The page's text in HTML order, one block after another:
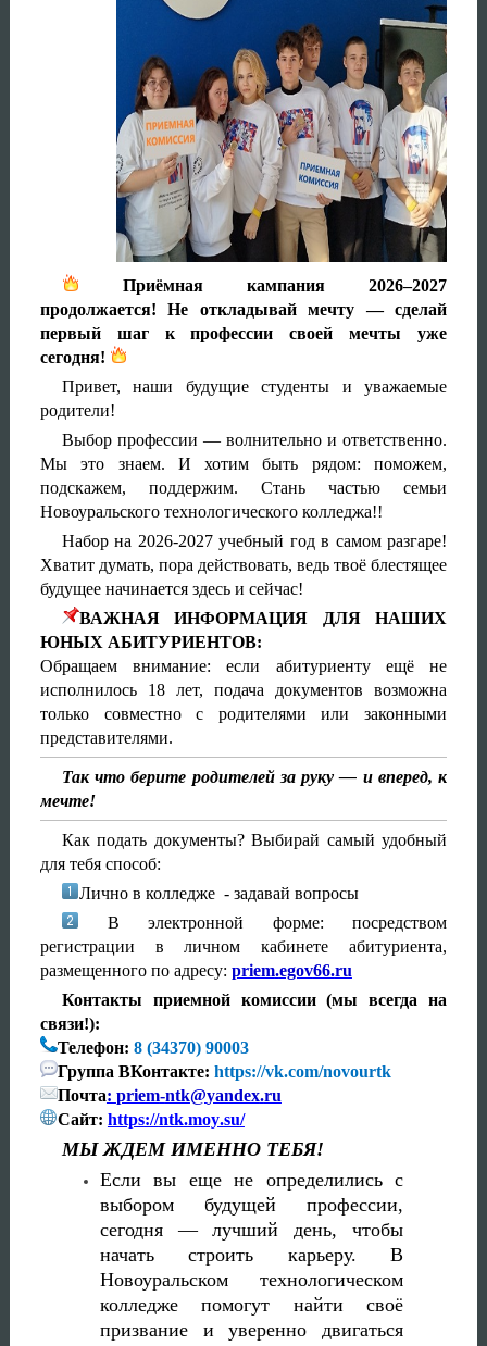
Приёмная кампания 2026–2027
продолжается! Не откладывай мечту — сделай
первый шаг к профессии своей мечты уже
сегодня!
Привет, наши будущие студенты и уважаемые
родители!
Выбор профессии — волнительно и ответственно.
Мы это знаем. И хотим быть рядом: поможем,
подскажем, поддержим. Стань частью семьи
Новоуральского технологического колледжа!!
Набор на 2026-2027 учебный год в самом разгаре!
Хватит думать, пора действовать, ведь твоё блестящее
будущее начинается здесь и сейчас!
ВАЖНАЯ ИНФОРМАЦИЯ ДЛЯ НАШИХ
ЮНЫХ АБИТУРИЕНТОВ:
Обращаем внимание: если абитуриенту ещё не
исполнилось 18 лет, подача документов возможна
только совместно с родителями или законными
представителями.
Так что берите родителей за руку — и вперед, к
мечте!
Как подать документы? Выбирай самый удобный
для тебя способ:
Лично в колледже - задавай вопросы
В электронной форме: посредством
регистрации в личном кабинете абитуриента,
размещенного по адресу: priem.egov66.ru
Контакты приемной комиссии (мы всегда на
связи!):
Телефон: 8 (34370) 90003
Группа ВКонтакте: https://vk.com/novourtk
Почта: priem-ntk@yandex.ru
Сайт: https://ntk.moy.su/
МЫ ЖДЕМ ИМЕННО ТЕБЯ!
Если вы еще не определились с
выбором будущей профессии,
сегодня — лучший день, чтобы
начать строить карьеру. В
Новоуральском технологическом
колледже помогут найти своё
призвание и уверенно двигаться